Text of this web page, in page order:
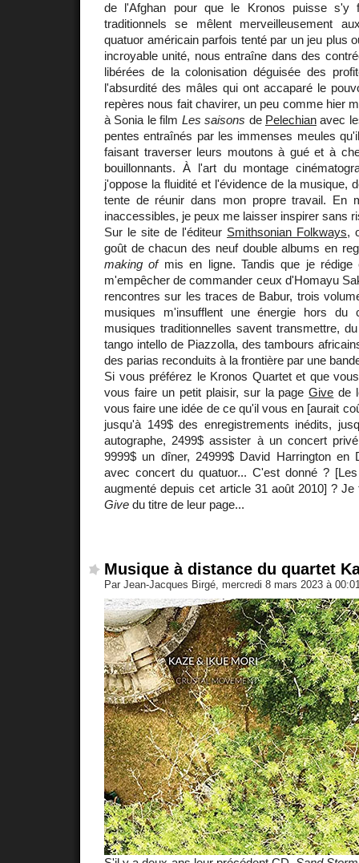
de l'Afghan pour que le Kronos puisse s'y
traditionnels se mêlent merveilleusement
quatuor américain parfois tenté par un jeu plus
incroyable unité, nous entraîne dans des
libérées de la colonisation déguisée des
l'absurdité des mâles qui ont accaparé le
repères nous fait chavirer, un peu comme hier
à Sonia le film Les saisons de Pelechianavec
pentes entraînés par les immenses meules
faisant traverser leurs moutons à gué et à
bouillonnants. À l'art du montage
j'oppose la fluidité et l'évidence de la musique,
tente de réunir dans mon propre travail. En
inaccessibles, je peux me laisser inspirer sans
Sur le site de l'éditeur Smithsonian Folkways,
goût de chacun des neuf double albums en
making ofmis en ligne. Tandis que je rédige
m'empêcher de commander ceux d'Homayu
rencontres sur les traces de Babur, trois
musiques m'insufflent une énergie hors du
musiques traditionnelles savent transmettre,
tango intello de Piazzolla, des tambours
des parias reconduits à la frontière par une
Si vous préférez le Kronos Quartet et que
vous faire un petit plaisir, sur la pageGive de
vous faire une idée de ce qu'il vous en [aurait
jusqu'à 149$ des enregistrements inédits,
autographe, 2499$ assister à un concert
9999$ un dîner, 24999$ David Harrington en
avec concert du quatuor... C'est donné ?
augmenté depuis cet article 31 août 2010] ?
Give du titre de leur page...
Musique à distance du quartet
Par Jean-Jacques Birgé, mercredi 8 mars 2023 à